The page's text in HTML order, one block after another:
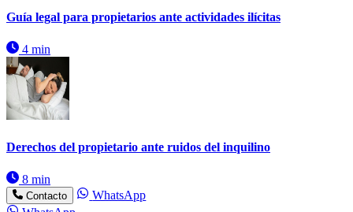
Guía legal para propietarios ante actividades ilícitas
4 min
Derechos del propietario ante ruidos del inquilino
8 min
Contacto
WhatsApp